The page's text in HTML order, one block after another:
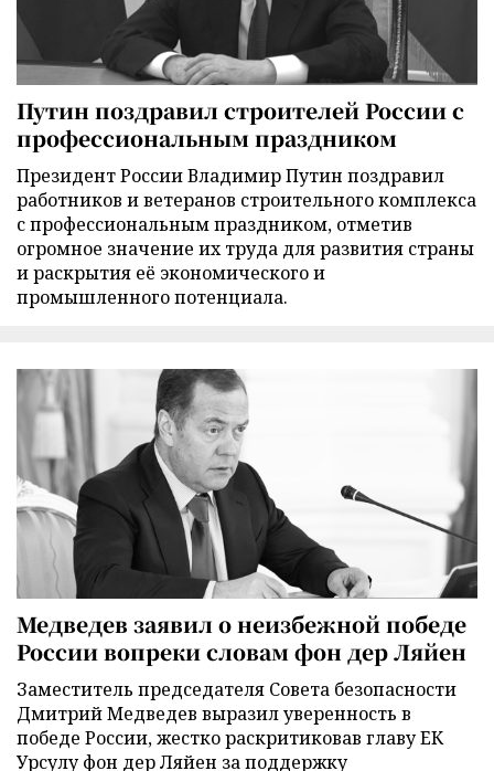
Путин поздравил строителей России с
профессиональным праздником
Президент России Владимир Путин поздравил
работников и ветеранов строительного комплекса
с профессиональным праздником, отметив
огромное значение их труда для развития страны
и раскрытия её экономического и
промышленного потенциала.
Медведев заявил о неизбежной победе
России вопреки словам фон дер Ляйен
Заместитель председателя Совета безопасности
Дмитрий Медведев выразил уверенность в
победе России, жестко раскритиковав главу ЕК
Урсулу фон дер Ляйен за поддержку